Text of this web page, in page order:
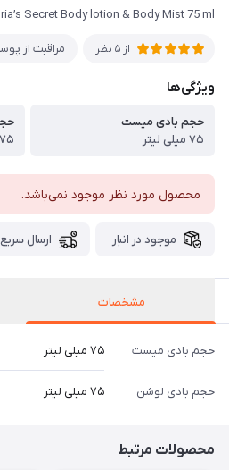
Secret Body lotion & Body Mist 75 ml
از 5 نظر مراقبت از
ویژگی‌ها
حجم بادی میست
۷۵ میلی لیتر
۷۵ میلی لیتر
محصول مورد نظر موجود نمی‌باشد.
موجود در انبار ارسال سریع
مشخصات
حجم بادی میست ۷۵ میلی لیتر
حجم بادی لوشن ۷۵ میلی لیتر
محصولات مرتبط